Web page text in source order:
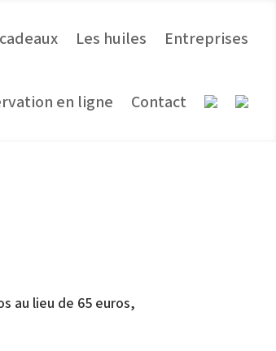
Les huiles Entreprises
en ligne Contact
au lieu de 65 euros,